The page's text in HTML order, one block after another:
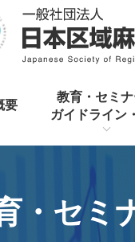
要
教育・セミナ
ガイドライン
・セミ